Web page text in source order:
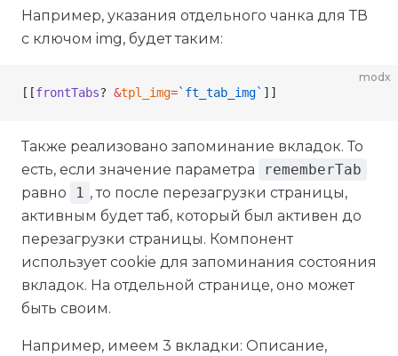
Например, указания отдельного чанка для ТВ
с ключом img, будет таким:
modx
[[frontTabs? &tpl_img=`ft_tab_img` ]]
Также реализовано запоминание вкладок. То
есть, если значение параметра
rememberTab
равно
1 , то после перезагрузки страницы,
активным будет таб, который был активен до
перезагрузки страницы. Компонент
использует cookie для запоминания состояния
вкладок. На отдельной странице, оно может
быть своим.
Например, имеем 3 вкладки: Описание,